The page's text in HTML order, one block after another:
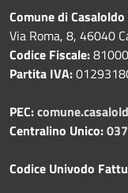
Comune di Casaloldo
Via Roma, 8, 46040
Codice Fiscale:
Partita IVA:
PEC:
Centralino Unico:
Codice Univodo